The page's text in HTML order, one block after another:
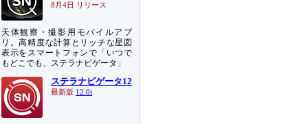
8月4日 リリース
天体観察・撮影用モバイルアプ
リ。高精度な計算とリッチな星図
表示をスマートフォンで「いつで
もどこでも、ステラナビゲータ」
ステラナビゲータ12
最新版 12.0i